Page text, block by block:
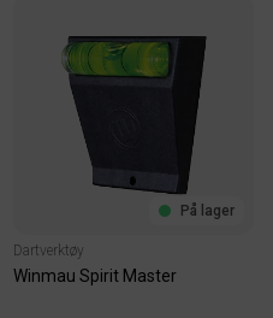
På lager
Dartverktøy
Winmau Spirit Master